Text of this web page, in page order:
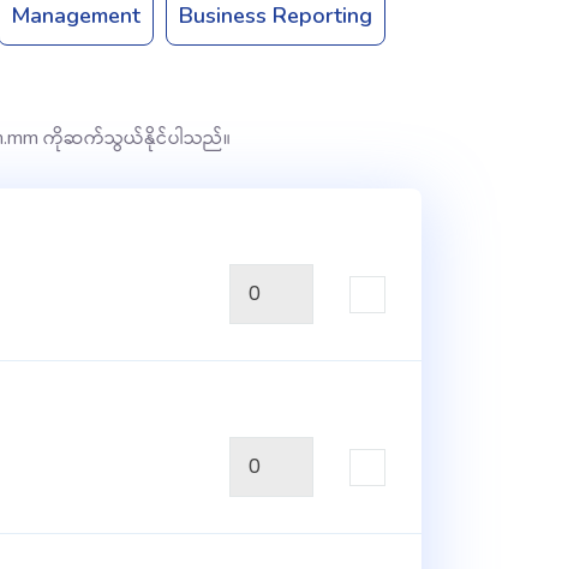
Management Business Reporting
ကိုဆက်သွယ်နိုင်ပါသည်။